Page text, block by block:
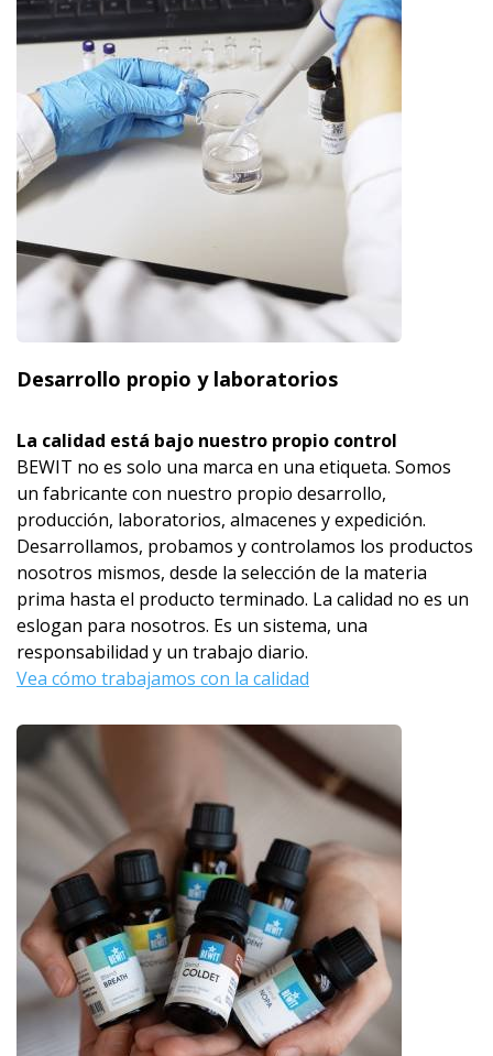
Desarrollo propio y laboratorios
La calidad está bajo nuestro propio control
BEWIT no es solo una marca en una etiqueta. Somos
un fabricante con nuestro propio desarrollo,
producción, laboratorios, almacenes y expedición.
Desarrollamos, probamos y controlamos los productos
nosotros mismos, desde la selección de la materia
prima hasta el producto terminado. La calidad no es un
eslogan para nosotros. Es un sistema, una
responsabilidad y un trabajo diario.
Vea cómo trabajamos con la calidad